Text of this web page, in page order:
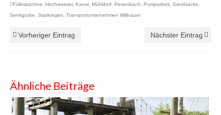
Füllmaschine Hochwasser, Kanal Mühldorf Pesenbach Pumparbeit Sandsäcke
Senkgrube
Starkregen Transportunternehmen Willnauer
Vorheriger Eintrag Nächster Eintrag
Ähnliche Beiträge